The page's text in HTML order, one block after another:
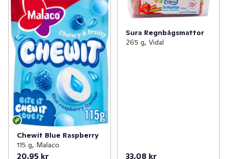
Chewit Blue Raspberry
115 g, Malaco
20,95 kr
Sura Regnbågsmattor
265 g, Vidal
33,08 kr